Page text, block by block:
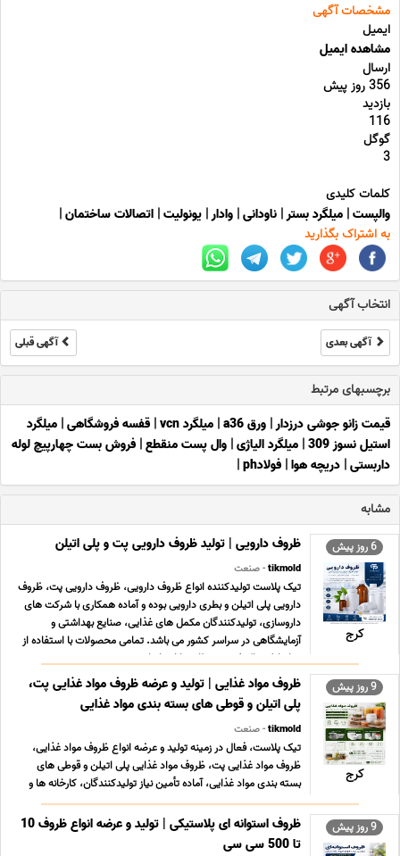
مشخصات آگهی
ایمیل
مشاهده ایمیل
ارسال
356 روز پیش
بازدید
116
گوگل
3
کلمات کلیدی
والپست| میلگرد بستر| ناودانی| وادار| یونولیت| اتصالات ساختمان|
به اشتراک بگذارید
انتخاب آگهی
آگهی بعدی آگهی قبلی
برچسبهای مرتبط
قیمت زانو جوشی درزدار| ورق a36 | میلگرد vcn | قفسه فروشگاهی| میلگرد
استیل نسوز 309
| میلگرد الیاژی| وال پست منقطع| فروش بست چهارپیچ لوله
داربستی| دریچه هوا| فولادph |
مشابه
6 روز پیش
کرج
ظروف دارویی | تولید ظروف دارویی پت و پلی اتیلن
tikmold- صنعت
تیک پلاست تولیدکننده انواع ظروف دارویی، ظروف دارویی پت، ظروف
دارویی پلی اتیلن و بطری دارویی بوده و آماده همکاری با شرکت های
داروسازی، تولیدکنندگان مکمل های غذایی، صنایع بهداشتی و
آزمایشگاهی در سراسر کشور می باشد. تمامی محصولات با استفاده از
مواد اولیه باکیفیت و مطابق با استاندارد ... ...
9 روز پیش
کرج
ظروف مواد غذایی | تولید و عرضه ظروف مواد غذایی پت،
پلی اتیلن و قوطی های بسته بندی مواد غذایی
tikmold- صنعت
تیک پلاست، فعال در زمینه تولید و عرضه انواع ظروف مواد غذایی،
ظروف مواد غذایی پت، ظروف مواد غذایی پلی اتیلن و قوطی های
بسته بندی مواد غذایی، آماده تأمین نیاز تولیدکنندگان، کارخانه ها و
صنایع غذایی در سراسر کشور می باشد. تماس و مشاوره رایگان
09051613822 محصولات و کلمات کلیدی اصلی ... ...
9 روز پیش
ظروف استوانه ای پلاستیکی | تولید و عرضه انواع ظروف 10
تا 500 سی سی